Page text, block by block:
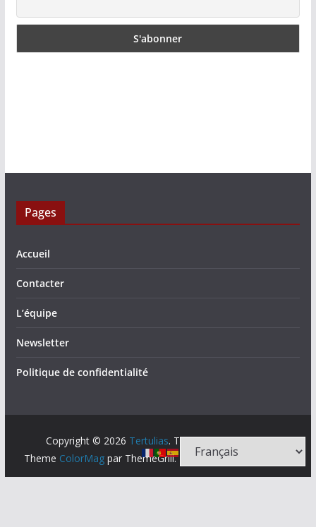
Pages
Accueil
Contacter
L’équipe
Newsletter
Politique de confidentialité
Copyright © 2026 Tertulias. Tous droits réservés.
Theme ColorMagpar ThemeGrill. Propulsé par